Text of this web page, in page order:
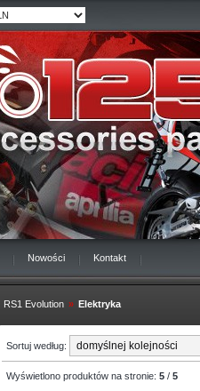
Nowości Kontakt
RS1 Evolution » Elektryka
Sortuj według:
Wyświetlono produktów na stronie: 5 / 5